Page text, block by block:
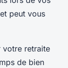
peut vous
votre retraite
de bien